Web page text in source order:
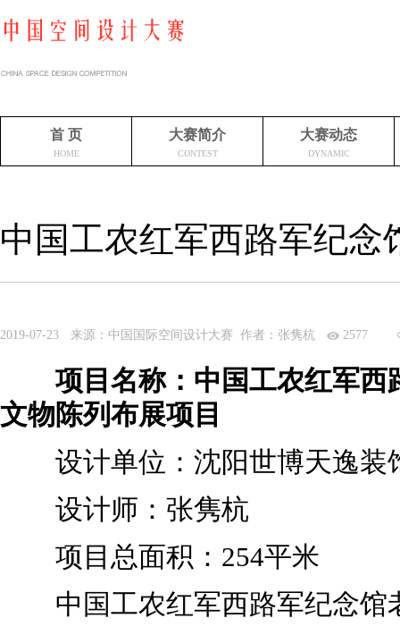
首 页
HOME
大赛简介
CONTEST
大赛动态
DYNAMIC
中国工农红军西路军纪念
2019-07-23 来源：中国国际空间设计大赛 作者：张隽杭 2577
项目名称：中国工农红军西
文物陈列布展项目
设计单位：沈阳世博天逸装
设计师：张隽杭
项目总面积：254平米
中国工农红军西路军纪念馆